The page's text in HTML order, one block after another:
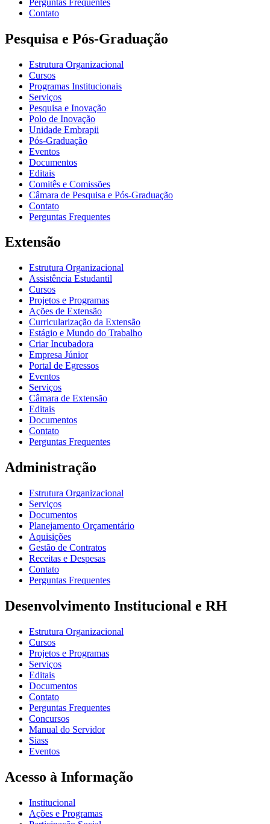
Contato
Pesquisa e Pós-Graduação
Estrutura Organizacional
Cursos
Programas Institucionais
Serviços
Pesquisa e Inovação
Polo de Inovação
Unidade Embrapii
Pós-Graduação
Eventos
Documentos
Editais
Comitês e Comissões
Câmara de Pesquisa e Pós-Graduação
Contato
Perguntas Frequentes
Extensão
Estrutura Organizacional
Assistência Estudantil
Cursos
Projetos e Programas
Ações de Extensão
Curricularização da Extensão
Estágio e Mundo do Trabalho
Criar Incubadora
Empresa Júnior
Portal de Egressos
Eventos
Serviços
Câmara de Extensão
Editais
Documentos
Contato
Perguntas Frequentes
Administração
Estrutura Organizacional
Serviços
Documentos
Planejamento Orçamentário
Aquisições
Gestão de Contratos
Receitas e Despesas
Contato
Perguntas Frequentes
Desenvolvimento Institucional e RH
Estrutura Organizacional
Cursos
Projetos e Programas
Serviços
Editais
Documentos
Contato
Perguntas Frequentes
Concursos
Manual do Servidor
Siass
Eventos
Acesso à Informação
Institucional
Ações e Programas